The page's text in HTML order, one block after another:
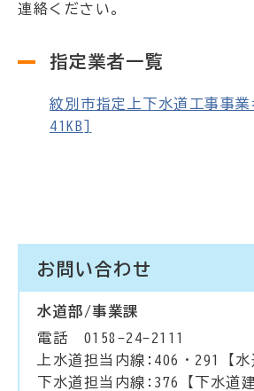
連絡ください。
指定業者一覧
紋別市指定上下水道工事事業
41KB]
お問い合わせ
水道部/事業課
電話 0158-24-2111
上水道担当内線:406・291【水
下水道担当内線:376【下水道建